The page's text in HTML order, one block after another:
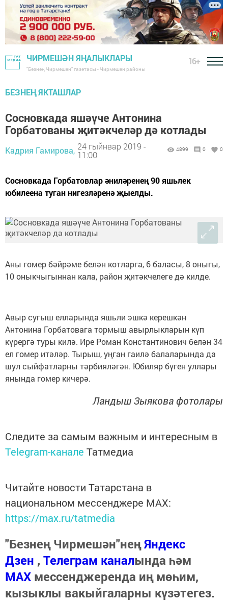
ЧИРМЕШӘН ЯҢАЛЫКЛАРЫ
"Безнең Чирмешән" газетасы - Чирмешән районы
16+
БЕЗНЕҢ ЯКТАШЛАР
Сосновкада яшәүче Антонина
Горбатованы җитәкчеләр дә котлады
Кадрия Гамирова, 24 гыйнвар 2019 -
11:00
4899 0 0
Сосновкада Горбатовлар әниләренең 90 яшьлек
юбилеена туган нигезләренә җыелды.
Аны гомер бәйрәме белән котларга, 6 баласы, 8 оныгы,
10 оныкчыгыннан кала, район җитәкчелеге дә килде.
Авыр сугыш елларында яшьли эшкә керешкән
Антонина Горбатовага тормыш авырлыкларын күп
күрергә туры килә. Ире Роман Константинович белән 34
ел гомер итәләр. Тырыш, уңган гаилә балаларында да
шул сыйфатларны тәрбияләгән. Юбиляр бүген уллары
янында гомер кичерә.
Ландыш Зыякова фотолары
Следите за самым важным и интересным в
Telegram-канале Татмедиа
Читайте новости Татарстана в
национальном мессенджере MАХ:
https://max.ru/tatmedia
"Безнең Чирмешән"неңЯндекс
Дзен , Телеграм каналында һәм
МАХ мессенджеренда иң мөһим,
кызыклы вакыйгаларны күзәтегез.